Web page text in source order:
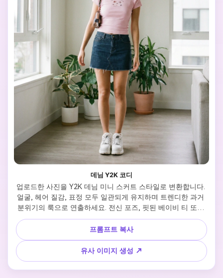
데님 Y2K 코디
업로드한 사진을 Y2K 데님 미니 스커트 스타일로 변환합니다.
얼굴, 헤어 질감, 표정 모두 일관되게 유지하며 트렌디한 과거
분위기의 룩으로 연출하세요. 전신 포즈, 핏된 베이비 티 또는
크롭 니트, 은은한 글로시 메이크업, 플랫폼 슈즈, 리얼 데님 질
감, 부드러운 자연광, 깔끔한 공간 또는 시티 배경. 전체적으로
향수가 느껴지면서도 핀터레스트 스타일로 쉽게 저장할 수 있
습니다.
프롬프트 복사
유사 이미지 생성 ↗